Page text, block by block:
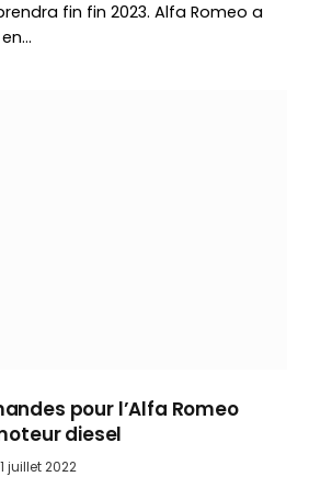
fin fin 2023. Alfa Romeo a
pour l’Alfa Romeo
diesel
juillet 2022